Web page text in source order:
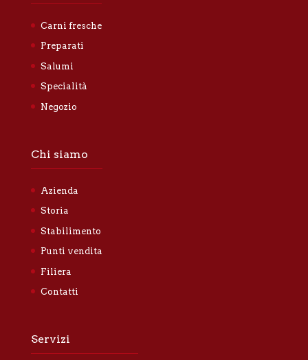
Carni fresche
Preparati
Salumi
Specialità
Negozio
Chi siamo
Azienda
Storia
Stabilimento
Punti vendita
Filiera
Contatti
Servizi